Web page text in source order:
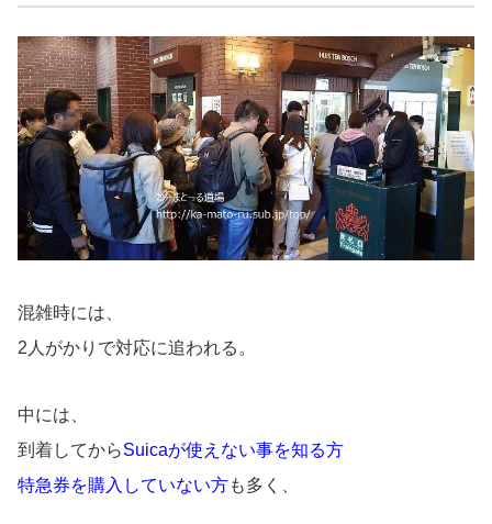
混雑時には、
2人がかりで対応に追われる。
中には、
到着してからSuicaが使えない事を知る方
特急券を購入していない方も多く、